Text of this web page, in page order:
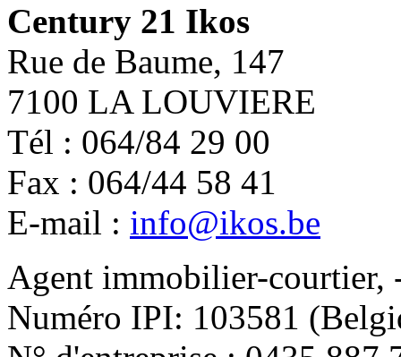
Century 21 Ikos
Rue de Baume, 147
7100 LA LOUVIERE
Tél : 064/84 29 00
Fax : 064/44 58 41
E-mail : info@ikos.be
Agent immobilier-courtier,
Numéro IPI: 103581